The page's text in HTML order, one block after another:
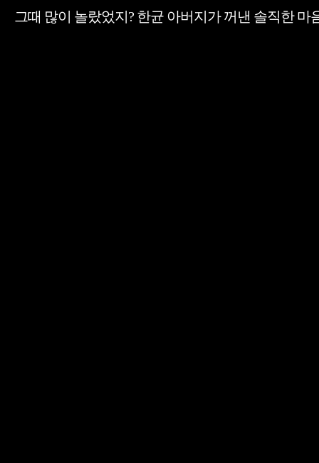
그때 많이 놀랐었지? 한균 아버지가 꺼낸 솔직한 마